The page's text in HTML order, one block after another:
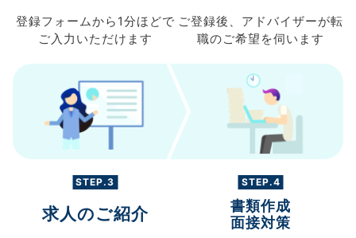
登録フォームから 1分ほどで
ご入力 いただけます
ご登録後、 アドバイザーが転
職のご希望を伺います
STEP.3
求人のご紹介
STEP.4
書類作成
面接対策